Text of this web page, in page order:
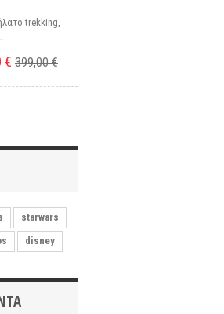
trekking,
€ 399,00 €
starwars
disney